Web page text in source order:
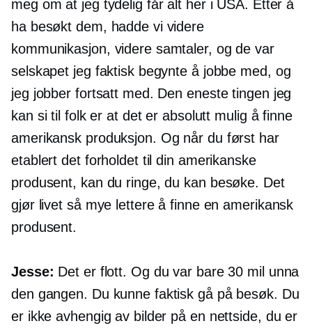
meg om at jeg tydelig får alt her i USA. Etter å
ha besøkt dem, hadde vi videre
kommunikasjon, videre samtaler, og de var
selskapet jeg faktisk begynte å jobbe med, og
jeg jobber fortsatt med. Den eneste tingen jeg
kan si til folk er at det er absolutt mulig å finne
amerikansk produksjon. Og når du først har
etablert det forholdet til din amerikanske
produsent, kan du ringe, du kan besøke. Det
gjør livet så mye lettere å finne en amerikansk
produsent.
Jesse: Det er flott. Og du var bare 30 mil unna
den gangen. Du kunne faktisk gå på besøk. Du
er ikke avhengig av bilder på en nettside, du er